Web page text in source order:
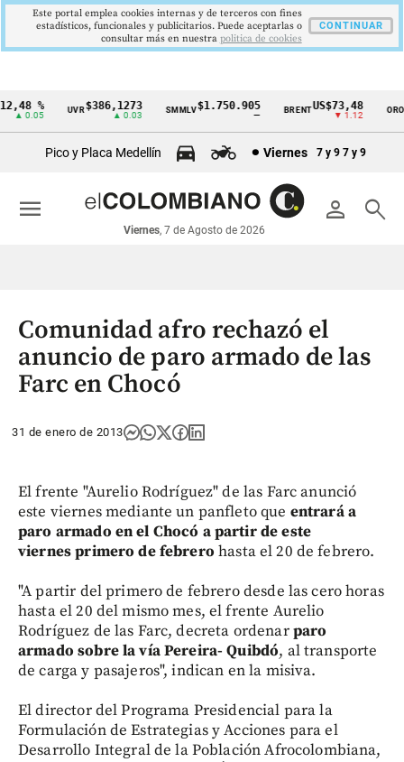
Cintillo
económicos
Colombia
%
▲ 0.05
UVR$386,1273
▲ 0.03
SMMLV$1.750.905 BRENTUS$73,48
▼ 1.12
ORO
Pico y Placa Medellín Viernes 7 y 9 7 y 9
person search
Viernes, 7 de Agosto de 2026
menu
Comunidad afro rechazó el
anuncio de paro armado de las
Farc en Chocó
31 de enero de 2013
El frente "Aurelio Rodríguez" de las Farc anunció
este viernes mediante un panfleto que entrará a
paro armado en el Chocó a partir de este
viernes primero de febrero hasta el 20 de febrero.
"A partir del primero de febrero desde las cero horas
hasta el 20 del mismo mes, el frente Aurelio
Rodríguez de las Farc, decreta ordenarparo
armado sobre la vía Pereira- Quibdó, al transporte
de carga y pasajeros", indican en la misiva.
El director del Programa Presidencial para la
Formulación de Estrategias y Acciones para el
Desarrollo Integral de la Población Afrocolombiana,
Este portal emplea cookies internas y de terceros con fines
estadísticos, funcionales y publicitarios. Puede aceptarlas o
consultar más en nuestra politica de cookies
CONTINUAR